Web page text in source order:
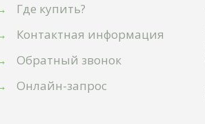
Где купить?
Контактная информация
Обратный звонок
Онлайн-запрос